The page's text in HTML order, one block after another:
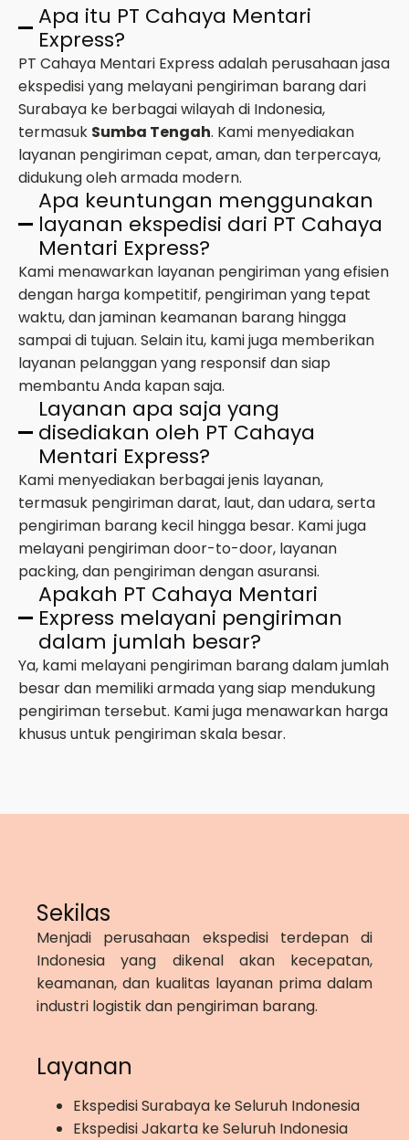
Apa itu PT Cahaya Mentari
Express?
PT Cahaya Mentari Express adalah perusahaan jasa
ekspedisi yang melayani pengiriman barang dari
Surabaya ke berbagai wilayah di Indonesia,
termasuk Sumba Tengah. Kami menyediakan
layanan pengiriman cepat, aman, dan terpercaya,
didukung oleh armada modern.
Apa keuntungan menggunakan
layanan ekspedisi dari PT Cahaya
Mentari Express?
Kami menawarkan layanan pengiriman yang efisien
dengan harga kompetitif, pengiriman yang tepat
waktu, dan jaminan keamanan barang hingga
sampai di tujuan. Selain itu, kami juga memberikan
layanan pelanggan yang responsif dan siap
membantu Anda kapan saja.
Layanan apa saja yang
disediakan oleh PT Cahaya
Mentari Express?
Kami menyediakan berbagai jenis layanan,
termasuk pengiriman darat, laut, dan udara, serta
pengiriman barang kecil hingga besar. Kami juga
melayani pengiriman door-to-door, layanan
packing, dan pengiriman dengan asuransi.
Apakah PT Cahaya Mentari
Express melayani pengiriman
dalam jumlah besar?
Ya, kami melayani pengiriman barang dalam jumlah
besar dan memiliki armada yang siap mendukung
pengiriman tersebut. Kami juga menawarkan harga
khusus untuk pengiriman skala besar.
Sekilas
Menjadi perusahaan ekspedisi terdepan di
Indonesia yang dikenal akan kecepatan,
keamanan, dan kualitas layanan prima dalam
industri logistik dan pengiriman barang.
Layanan
Ekspedisi Surabaya ke Seluruh Indonesia
Ekspedisi Jakarta ke Seluruh Indonesia